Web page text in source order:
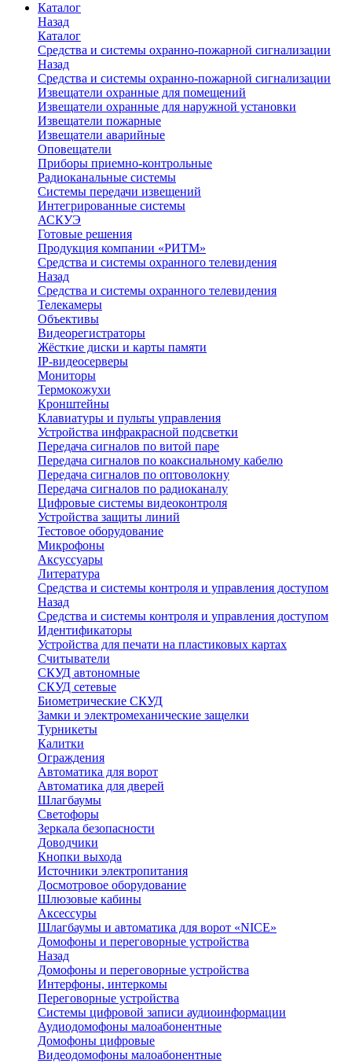
Каталог
Назад
Каталог
Средства и системы охранно-пожарной сигнализации
Назад
Средства и системы охранно-пожарной сигнализации
Извещатели охранные для помещений
Извещатели охранные для наружной установки
Извещатели пожарные
Извещатели аварийные
Оповещатели
Приборы приемно-контрольные
Радиоканальные системы
Системы передачи извещений
Интегрированные системы
АСКУЭ
Готовые решения
Продукция компании «РИТМ»
Средства и системы охранного телевидения
Назад
Средства и системы охранного телевидения
Телекамеры
Объективы
Видеорегистраторы
Жёсткие диски и карты памяти
IP-видеосерверы
Мониторы
Термокожухи
Кронштейны
Клавиатуры и пульты управления
Устройства инфракрасной подсветки
Передача сигналов по витой паре
Передача сигналов по коаксиальному кабелю
Передача сигналов по оптоволокну
Передача сигналов по радиоканалу
Цифровые системы видеоконтроля
Устройства защиты линий
Тестовое оборудование
Микрофоны
Аксуссуары
Литература
Средства и системы контроля и управления доступом
Назад
Средства и системы контроля и управления доступом
Идентификаторы
Устройства для печати на пластиковых картах
Считыватели
СКУД автономные
СКУД сетевые
Биометрические СКУД
Замки и электромеханические защелки
Турникеты
Калитки
Ограждения
Автоматика для ворот
Автоматика для дверей
Шлагбаумы
Светофоры
Зеркала безопасности
Доводчики
Кнопки выхода
Источники электропитания
Досмотровое оборудование
Шлюзовые кабины
Аксессуры
Шлагбаумы и автоматика для ворот «NICE»
Домофоны и переговорные устройства
Назад
Домофоны и переговорные устройства
Интерфоны, интеркомы
Переговорные устройства
Системы цифровой записи аудиоинформации
Аудиодомофоны малоабонентные
Домофоны цифровые
Видеодомофоны малоабонентные